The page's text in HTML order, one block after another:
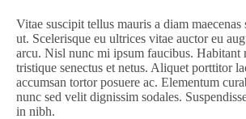
Vitae suscipit tellus mauris a diam maecenas
ut. Scelerisque eu ultrices vitae auctor eu
arcu. Nisl nunc mi ipsum faucibus. Habitant
tristique senectus et netus. Aliquet porttitor
accumsan tortor posuere ac. Elementum
nunc sed velit dignissim sodales.
in nibh.